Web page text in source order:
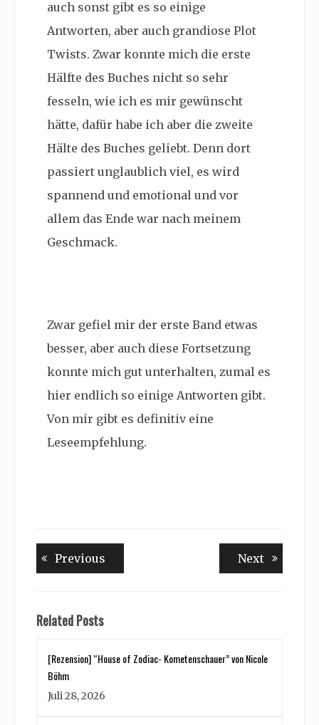
auch sonst gibt es so einige
Antworten, aber auch grandiose Plot
Twists. Zwar konnte mich die erste
Hälfte des Buches nicht so sehr
fesseln, wie ich es mir gewünscht
hätte, dafür habe ich aber die zweite
Hälte des Buches geliebt. Denn dort
passiert unglaublich viel, es wird
spannend und emotional und vor
allem das Ende war nach meinem
Geschmack.
Zwar gefiel mir der erste Band etwas
besser, aber auch diese Fortsetzung
konnte mich gut unterhalten, zumal es
hier endlich so einige Antworten gibt.
Von mir gibt es definitiv eine
Leseempfehlung.
Beitragsnavigation
Previous NextNext
Related Posts
[Rezension] “House of Zodiac- Kometenschauer” von Nicole
Böhm
Juli 28, 2026